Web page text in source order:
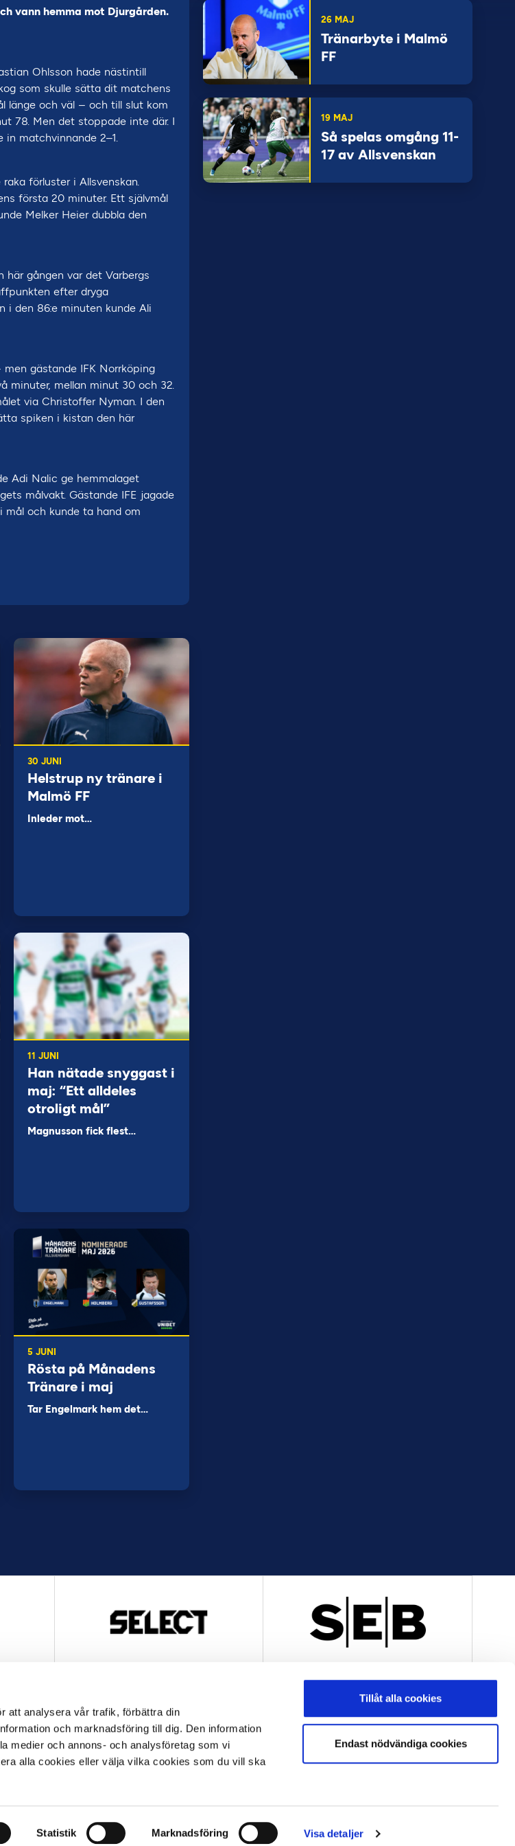
att analysera vår trafik, förbättra din
och marknadsföring till dig. Den information
medier och annons- och analysföretag som vi
alla cookies eller välja vilka cookies som du vill ska
Statistik Marknadsföring Visa detaljer
Tillåt alla cookies
Endast nödvändiga cookies
vann hemma mot Djurgården.
Ohlsson hade nästintill
som skulle sätta dit matchens
länge och väl – och till slut kom
78. Men det stoppade inte där. I
matchvinnande 2–1.
förluster i Allsvenskan.
första 20 minuter. Ett självmål
Melker Heier dubbla den
gången var det Varbergs
efter dryga
i den 86:e minuten kunde Ali
gästande IFK Norrköping
minuter, mellan minut 30 och 32.
via Christoffer Nyman. I den
spiken i kistan den här
Adi Nalic ge hemmalaget
målvakt. Gästande IFE jagade
och kunde ta hand om
30 JUNI
Helstrup ny tränare i
Malmö FF
Inleder mot…
11 JUNI
Han nätade snyggast i
maj: “Ett alldeles
otroligt mål”
Magnusson fick flest…
5 JUNI
Rösta på Månadens
Tränare i maj
Tar Engelmark hem det…
26 MAJ
Tränarbyte i Malmö
FF
19 MAJ
Så spelas omgång 11-
17 av Allsvenskan
INTEGRITETSPOLICY GDPR COOKIES